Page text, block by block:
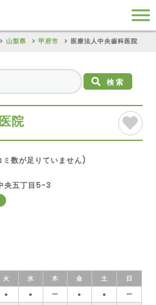
山梨県 甲府市 医療法人中央歯科医院
検索
院
数が足りていません)
央五丁目5-3
火 水 木 金 土
日
● ● ー ● ●
ー